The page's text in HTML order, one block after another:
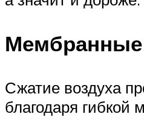
Мембранные
Сжатие воздуха
благодаря гибкой